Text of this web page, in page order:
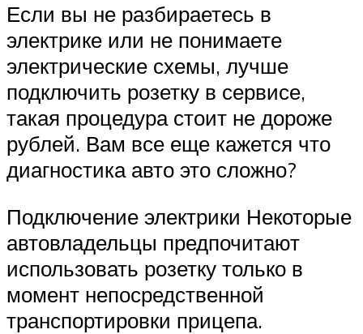
Если вы не разбираетесь в
электрике или не понимаете
электрические схемы, лучше
подключить розетку в сервисе,
такая процедура стоит не дороже
рублей. Вам все еще кажется что
диагностика авто это сложно?
Подключение электрики Некоторые
автовладельцы предпочитают
использовать розетку только в
момент непосредственной
транспортировки прицепа.